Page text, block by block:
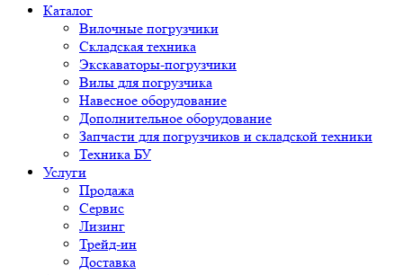
Каталог
Вилочные погрузчики
Складская техника
Экскаваторы-погрузчики
Вилы для погрузчика
Навесное оборудование
Дополнительное оборудование
Запчасти для погрузчиков и складской техники
Техника БУ
Услуги
Продажа
Сервис
Лизинг
Трейд-ин
Доставка